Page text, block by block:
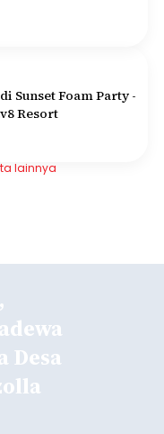
Sunset Foam Party -
Resort
lainnya
Desa